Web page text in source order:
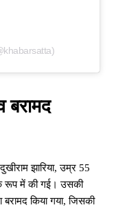
बरामद
झारिया, उम्र 55
के रूप में की गई। उसकी
किया गया, जिसकी